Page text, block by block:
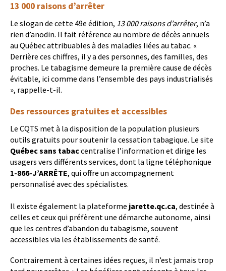
13 000 raisons d’arrêter
Le slogan de cette 49e édition, 13 000 raisons d’arrêter, n’a
rien d’anodin. Il fait référence au nombre de décès annuels
au Québec attribuables à des maladies liées au tabac. «
Derrière ces chiffres, il y a des personnes, des familles, des
proches. Le tabagisme demeure la première cause de décès
évitable, ici comme dans l’ensemble des pays industrialisés
», rappelle-t-il.
Des ressources gratuites et accessibles
Le CQTS met à la disposition de la population plusieurs
outils gratuits pour soutenir la cessation tabagique. Le site
Québec sans tabaccentralise l’information et dirige les
usagers vers différents services, dont la ligne téléphonique
1-866-J’ARRÊTE, qui offre un accompagnement
personnalisé avec des spécialistes.
Il existe également la plateforme jarette.qc.ca, destinée à
celles et ceux qui préfèrent une démarche autonome, ainsi
que les centres d’abandon du tabagisme, souvent
accessibles via les établissements de santé.
Contrairement à certaines idées reçues, il n’est jamais trop